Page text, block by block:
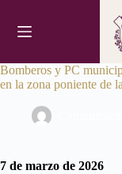
contenido
Bomberos y PC
en la zona poniente de
7 de marzo de 2026